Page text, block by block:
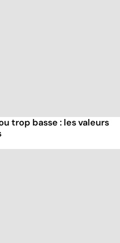
trop basse : les valeurs